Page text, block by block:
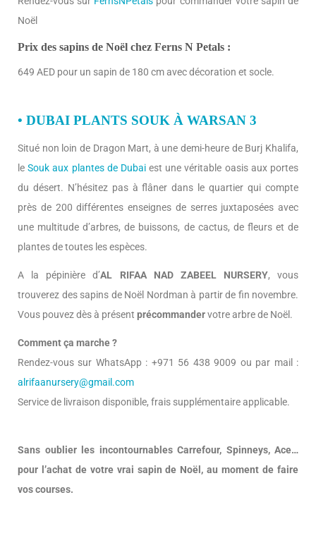
Noël
Prix des sapins de Noël chez Ferns N Petals :
649 AED pour un sapin de 180 cm avec décoration et socle.
• DUBAI PLANTS SOUK À WARSAN 3
Situé non loin de Dragon Mart, à une demi-heure de Burj Khalifa,
leSouk aux plantes de Dubaiest une véritable oasis aux portes
du désert. N’hésitez pas à flâner dans le quartier qui compte
près de 200 différentes enseignes de serres juxtaposées avec
une multitude d’arbres, de buissons, de cactus, de fleurs et de
plantes de toutes les espèces.
A la pépinière d’AL RIFAA NAD ZABEEL NURSERY, vous
trouverez des sapins de Noël Nordman à partir de fin novembre.
Vous pouvez dès à présent précommandervotre arbre de Noël.
Comment ça marche ?
Rendez-vous sur WhatsApp : +971 56 438 9009 ou par mail :
alrifaanursery@gmail.com
Service de livraison disponible, frais supplémentaire applicable.
Sans oublier les incontournables Carrefour, Spinneys, Ace…
pour l’achat de votre vrai sapin de Noël, au moment de faire
vos courses.